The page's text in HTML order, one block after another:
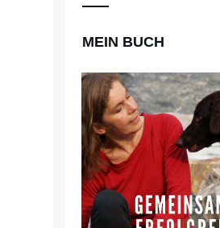
MEIN BUCH